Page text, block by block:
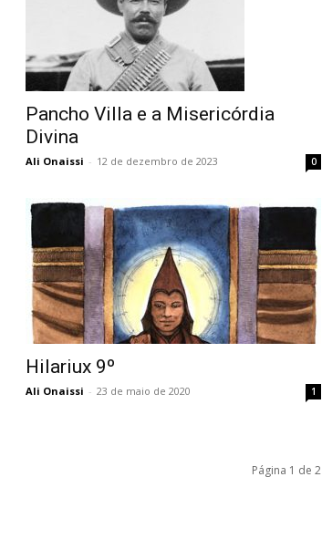
Pancho Villa e a Misericórdia
Divina
Ali Onaissi - 12 de dezembro de 2023 0
Hilariux 9º
Ali Onaissi - 23 de maio de 2020 1
Página 1 de 2